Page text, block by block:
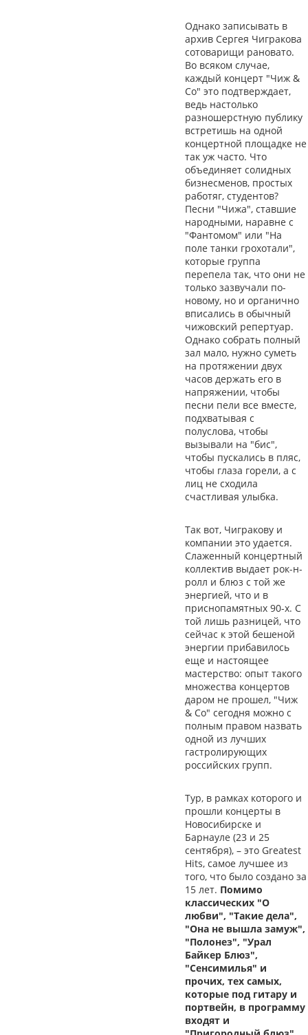
Однако записывать в
архив Сергея Чигракова
сотоварищи рановато.
Во всяком случае,
каждый концерт "Чиж &
Со" это подтверждает,
ведь настолько
разношерстную публику
встретишь на одной
концертной площадке не
так уж часто. Что
объединяет солидных
бизнесменов, простых
работяг, студентов?
Песни "Чижа", ставшие
народными, наравне с
"Фантомом" или "На
поле танки грохотали",
которые группа
перепела так, что они не
только зазвучали по-
новому, но и органично
вписались в обычный
чижовский репертуар.
Однако собрать полный
зал мало, нужно суметь
на протяжении двух
часов держать его в
напряжении, чтобы
песни пели все вместе,
подхватывая с
полуслова, чтобы
вызывали на "бис",
чтобы пускались в пляс,
чтобы глаза горели, а с
лиц не сходила
счастливая улыбка.
Так вот, Чигракову и
компании это удается.
Слаженный концертный
коллектив выдает рок-н-
ролл и блюз с той же
энергией, что и в
приснопамятных 90-х. С
той лишь разницей, что
сейчас к этой бешеной
энергии прибавилось
еще и настоящее
мастерство: опыт такого
множества концертов
даром не прошел, "Чиж
& Со" сегодня можно с
полным правом назвать
одной из лучших
гастролирующих
российских групп.
Тур, в рамках которого и
прошли концерты в
Новосибирске и
Барнауле (23 и 25
сентября), – это Greatest
Hits, самое лучшее из
того, что было создано за
15 лет. Помимо
классических "О
любви", "Такие дела",
"Она не вышла замуж",
"Полонез", "Урал
Байкер Блюз",
"Сенсимилья" и
прочих, тех самых,
которые под гитару и
портвейн, в программу
входят и